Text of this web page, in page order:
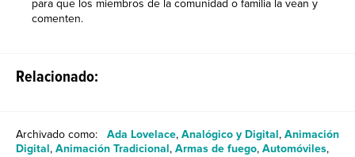
para que los miembros de la comunidad o familia la vean y
comenten.
Relacionado:
Archivado como: Ada Lovelace, Analógico y Digital, Animación
Digital, Animación Tradicional, Armas de fuego, Automóviles,